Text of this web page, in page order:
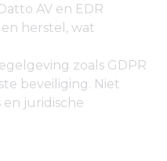
AV en EDR
herstel, wat
zoals GDPR
beveiliging. Niet
juridische